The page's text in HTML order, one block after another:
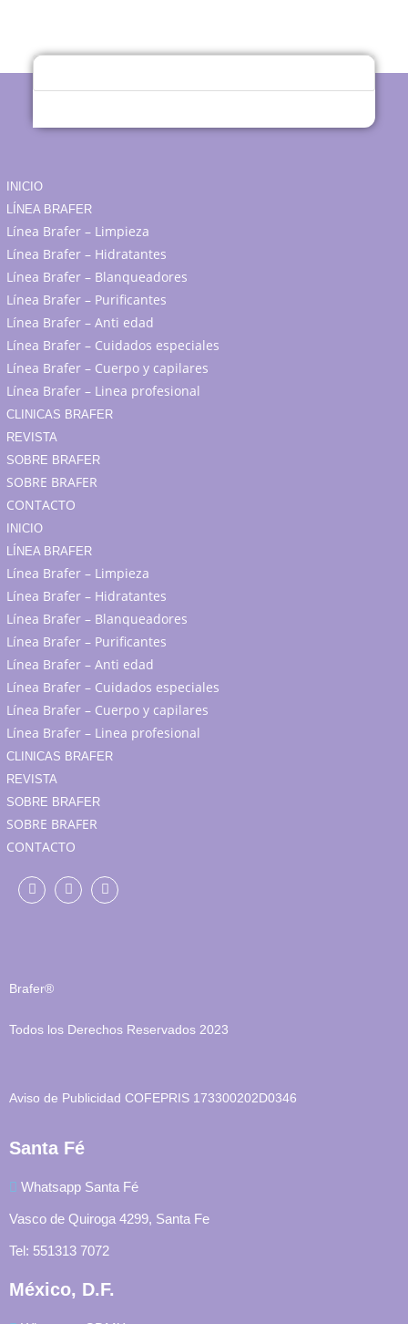
INICIO
LÍNEA BRAFER
Línea Brafer – Limpieza
Línea Brafer – Hidratantes
Línea Brafer – Blanqueadores
Línea Brafer – Purificantes
Línea Brafer – Anti edad
Línea Brafer – Cuidados especiales
Línea Brafer – Cuerpo y capilares
Línea Brafer – Linea profesional
CLINICAS BRAFER
REVISTA
SOBRE BRAFER
SOBRE BRAFER
CONTACTO
INICIO
LÍNEA BRAFER
Línea Brafer – Limpieza
Línea Brafer – Hidratantes
Línea Brafer – Blanqueadores
Línea Brafer – Purificantes
Línea Brafer – Anti edad
Línea Brafer – Cuidados especiales
Línea Brafer – Cuerpo y capilares
Línea Brafer – Linea profesional
CLINICAS BRAFER
REVISTA
SOBRE BRAFER
SOBRE BRAFER
CONTACTO
Brafer®
Todos los Derechos Reservados 2023
Aviso de Publicidad COFEPRIS 173300202D0346
Santa Fé
Whatsapp Santa Fé
Vasco de Quiroga 4299, Santa Fe
Tel: 551313 7072
México, D.F.